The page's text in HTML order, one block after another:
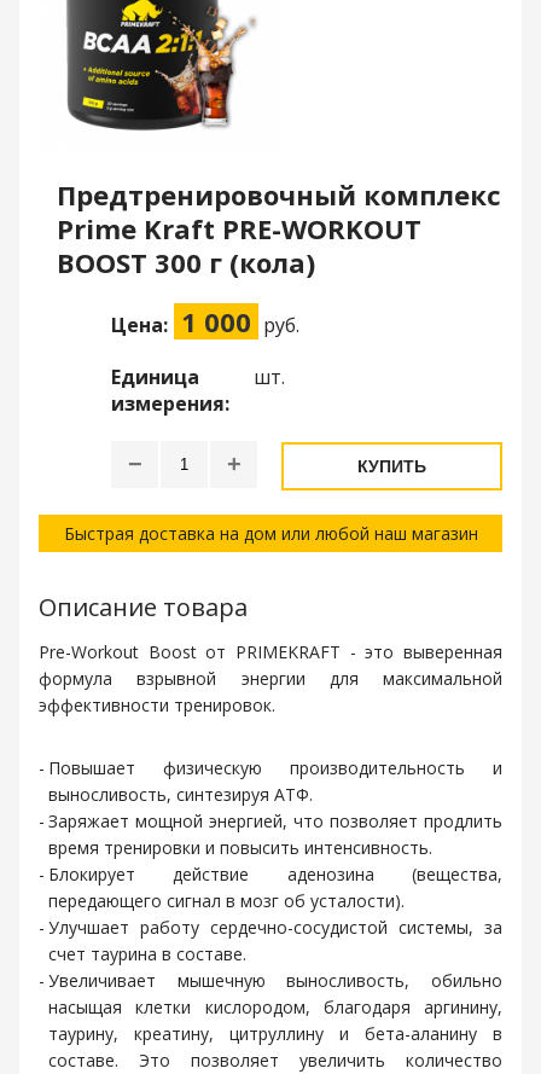
Предтренировочный комплекс
Prime Kraft PRE-WORKOUT
BOOST 300 г (кола)
Цена: 1 000 руб.
Единица
измерения:
шт.
− + КУПИТЬ
Быстрая доставка на дом или любой наш магазин
Описание товара
Pre-Workout Boost от PRIMEKRAFT - это выверенная
формула взрывной энергии для максимальной
эффективности тренировок.
Повышает физическую производительность и
выносливость, синтезируя АТФ.
Заряжает мощной энергией, что позволяет продлить
время тренировки и повысить интенсивность.
Блокирует действие аденозина (вещества,
передающего сигнал в мозг об усталости).
Улучшает работу сердечно-сосудистой системы, за
счет таурина в составе.
Увеличивает мышечную выносливость, обильно
насыщая клетки кислородом, благодаря аргинину,
таурину, креатину, цитруллину и бета-аланину в
составе. Это позволяет увеличить количество